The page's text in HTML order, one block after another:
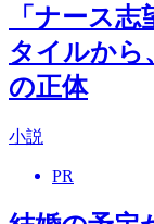
「ナース
タイルから
の正体
小説
PR